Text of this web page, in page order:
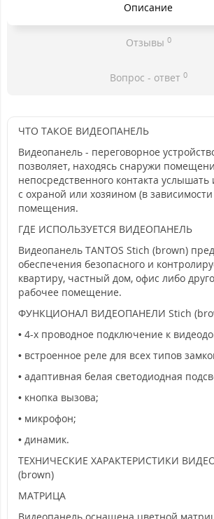
Описание
Отзывы 0
Вопрос - ответ 0
ЧТО ТАКОЕ ВИДЕОПАНЕЛЬ
Видеопанель - переговорное
позволяет, находясь снаружи
непосредственного контакта
с охраной или хозяином (в
помещения.
ГДЕ ИСПОЛЬЗУЕТСЯ ВИДЕОПАНЕЛЬ
Видеопанель TANTOS Stich (brown)
обеспечения безопасного и
квартиру, частный дом, офис либо
рабочее помещение.
ФУНКЦИОНАЛ ВИДЕОПАНЕЛИ Stich
• 4-х проводное подключение к
• встроенное реле для всех типов
• адаптивная белая светодиодная
• кнопка вызова;
• микрофон;
• динамик.
ТЕХНИЧЕСКИЕ ХАРАКТЕРИСТИКИ
(brown)
МАТРИЦА